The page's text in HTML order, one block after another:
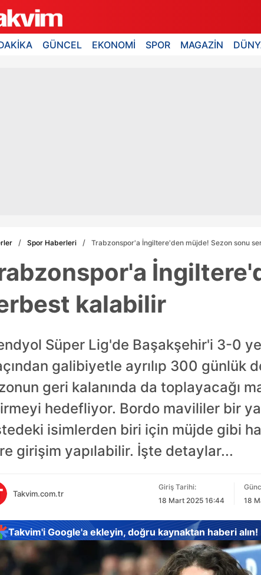
GÜNCEL EKONOMİ SPOR MAGAZİN
Spor Haberleri Trabzonspor'a İngiltere'den müjde! Sezon sonu
kalabilir
Süper Lig'de Başakşehir'i 3-0
galibiyetle ayrılıp 300 günlük
geri kalanında da toplayacağı
hedefliyor. Bordo mavililer bir
isimlerden biri için müjde gibi
girişim yapılabilir. İşte detaylar...
Takvim.com.tr
Giriş Tarihi:
18 Mart 2025 16:44
18
Takvim'i Google'a ekleyin, doğru kaynaktan haberi alın!